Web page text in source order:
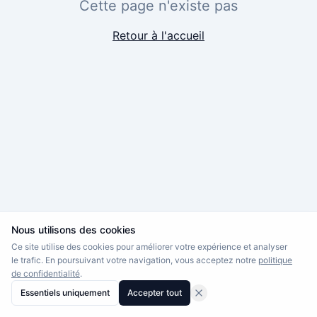
Cette page n'existe pas
Retour à l'accueil
Nous utilisons des cookies
Ce site utilise des cookies pour améliorer votre expérience et analyser
le trafic. En poursuivant votre navigation, vous acceptez notre politique
de confidentialité.
Essentiels uniquement
Accepter tout